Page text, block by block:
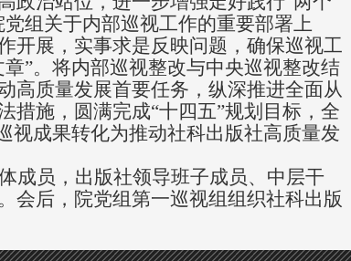
组关于内部巡视工作的重要部署上
开展 ，实事求是反映问题，确保巡视工
”。将内部巡视整改与中央巡视整改结
高质量发展首要任务，纵深推进全面从
措施，圆满完成“十四五”规划目标，全
视成果转化为推动社科出版社高质量发
成员，出版社领导班子成员、中层干
会后， 院党组第一巡视组组织社科出版